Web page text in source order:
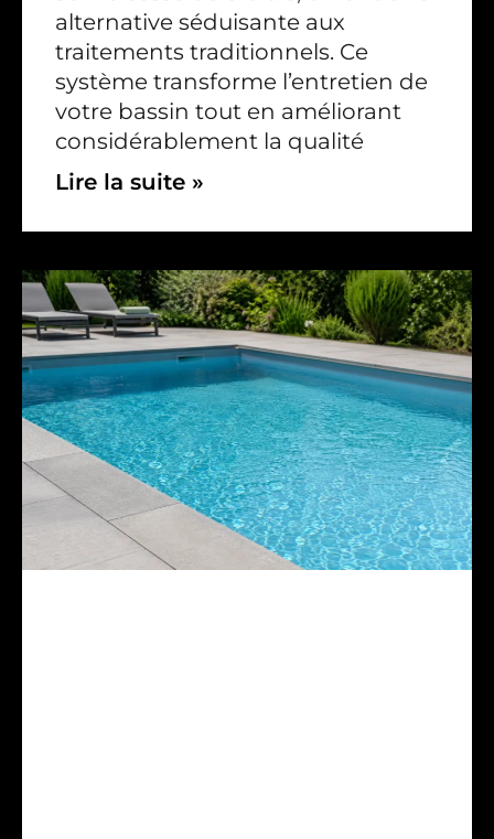
alternative séduisante aux
traitements traditionnels. Ce
système transforme l’entretien de
votre bassin tout en améliorant
considérablement la qualité
Lire la suite »